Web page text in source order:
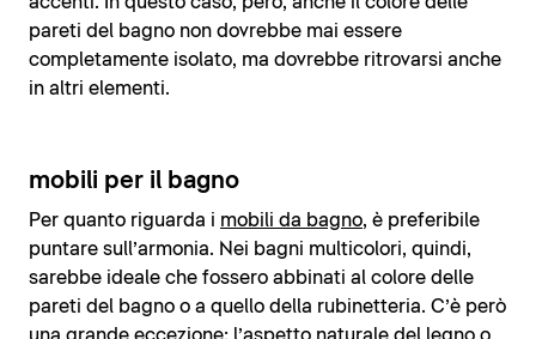
pareti del bagno non dovrebbe mai essere
completamente isolato, ma dovrebbe ritrovarsi anche
in altri elementi.
mobili per il bagno
Per quanto riguarda i mobili da bagno, è preferibile
puntare sull’armonia. Nei bagni multicolori, quindi,
sarebbe ideale che fossero abbinati al colore delle
pareti del bagno o a quello della rubinetteria. C’è però